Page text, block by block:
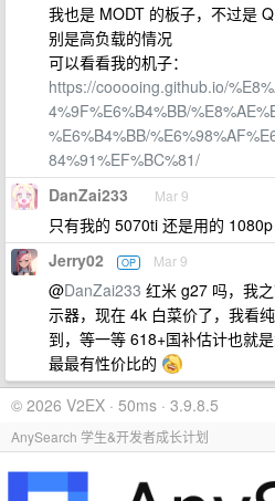
我也是 MODT 的板子，不过是
别是高负载的情况
可以看看我的机子：
https://cooooing.github.io/
4%9F%E6%B4%BB/
%E6%B4%BB/
84%91%EF%BC%81/
DanZai233 Mar 9
只有我的 5070ti 还是用的
Jerry02 OP Mar 9
@DanZai233 红米 g27 吗，我
示器，现在 4k 白菜价了，我看
到，等一等 618+国补估计也就
最最有性价比的
© 2026 V2EX · 50ms · 3.9.8.5
AnySearch 学生&开发者成长计划